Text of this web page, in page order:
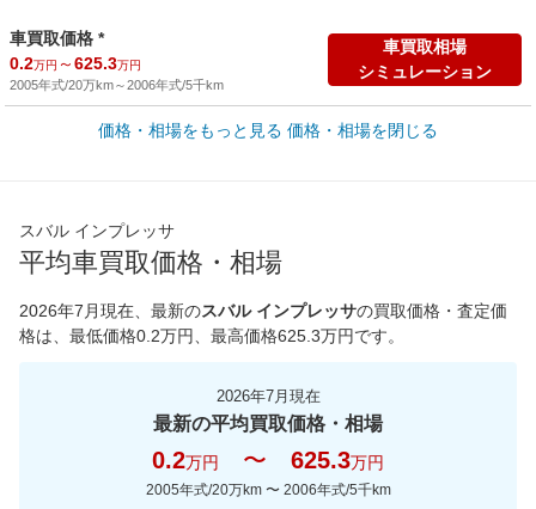
車買取価格 *
0.2万円 ～625.3万円
2005年式/20万km～2006年式/5千km
車買取相場
シミュレーション
新車カタログ価格
全国平均の車検価格 *
65,050 円
価格・相場をもっと見る 価格・相場を閉じる
スバル インプレッサ
平均車買取価格・相場
2026年7月現在 、最新のスバル インプレッサの買取価格・査定価
格は、最低価格0.2万円、最高価格625.3万円です。
2026年7月現在
最新の平均買取価格・相場
0.2万円 〜 625.3万円
2005年式/20万km 〜 2006年式/5千km